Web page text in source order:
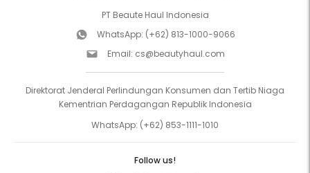
PT Beaute Haul Indonesia
WhatsApp: (+62) 813-1000-9066
Email: cs@beautyhaul.com
Direktorat Jenderal Perlindungan Konsumen dan Tertib Niaga
Kementrian Perdagangan Republik Indonesia
WhatsApp: (+62) 853-1111-1010
Follow us!